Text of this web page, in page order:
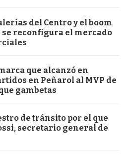
del Centro y el boom
se reconfigura el mercado
que alcanzó en
en Peñarol al MVP de
gambetas
de tránsito por el que
secretario general de